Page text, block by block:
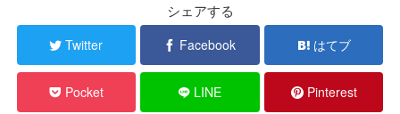
シェアする
Twitter Facebook はてブ
Pocket LINE Pinterest